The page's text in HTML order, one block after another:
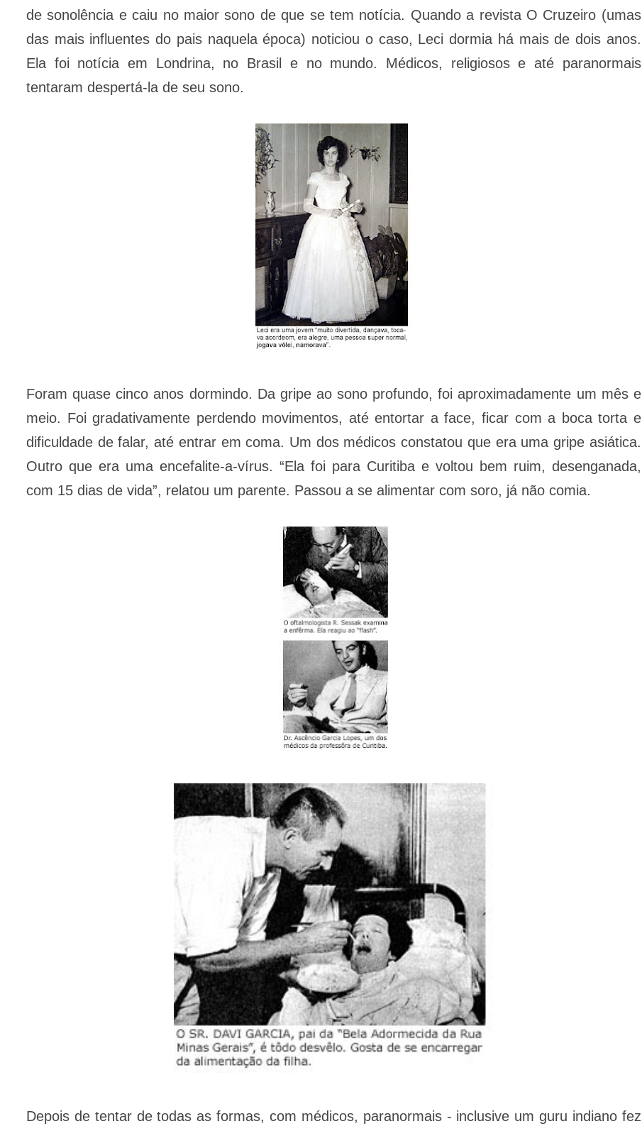
de sonolência e caiu no maior sono de que se tem notícia. Quando a revista O Cruzeiro (umas
das mais influentes do pais naquela época) noticiou o caso, Leci dormia há mais de dois anos.
Ela foi notícia em Londrina, no Brasil e no mundo. Médicos, religiosos e até paranormais
tentaram despertá-la de seu sono.
Foram quase cinco anos dormindo. Da gripe ao sono profundo, foi aproximadamente um mês e
meio. Foi gradativamente perdendo movimentos, até entortar a face, ficar com a boca torta e
dificuldade de falar, até entrar em coma. Um dos médicos constatou que era uma gripe asiática.
Outro que era uma encefalite-a-vírus. “Ela foi para Curitiba e voltou bem ruim, desenganada,
com 15 dias de vida”, relatou um parente. Passou a se alimentar com soro, já não comia.
Depois de tentar de todas as formas, com médicos, paranormais - inclusive um guru indiano fez